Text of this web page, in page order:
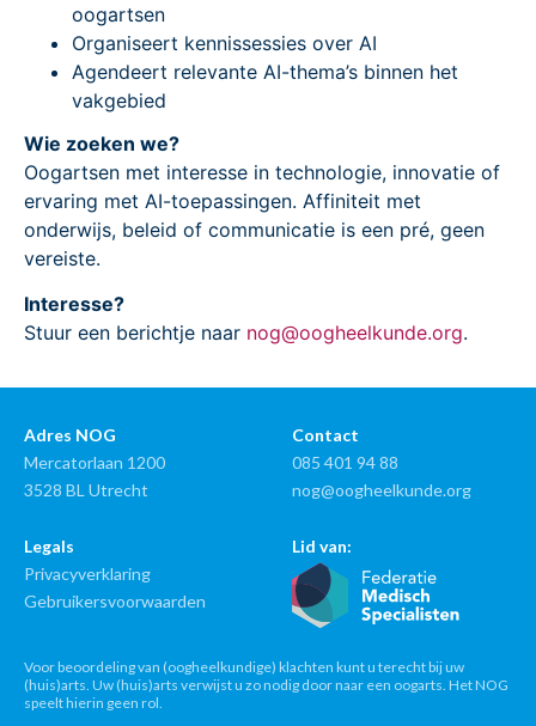
oogartsen
Organiseert kennissessies over AI
Agendeert relevante AI-thema’s binnen het
vakgebied
Wie zoeken we?
Oogartsen met interesse in technologie, innovatie of
ervaring met AI-toepassingen. Affiniteit met
onderwijs, beleid of communicatie is een pré, geen
vereiste.
Interesse?
Stuur een berichtje naar nog@oogheelkunde.org.
Adres NOG
Mercatorlaan 1200
3528 BL Utrecht
Contact
085 401 94 88
nog@oogheelkunde.org
Legals
Privacyverklaring
Gebruikersvoorwaarden
Lid van:
Voor beoordeling van (oogheelkundige) klachten kunt u terecht bij uw
(huis)arts. Uw (huis)arts verwijst u zo nodig door naar een oogarts. Het NOG
speelt hierin geen rol.